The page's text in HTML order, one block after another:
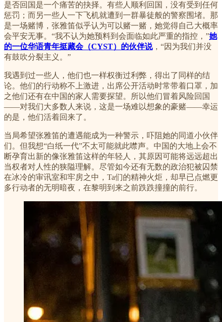
是否回国是一个痛苦的抉择。有些人顺利回国，没有受到任何
惩罚；而另一些人一下飞机就遭到一群暴徒般的警察围堵。那
是一场赌博，张雅笛似乎认为可以赌一赌，她觉得自己大概率
会平安无事。“我不认为她预料到会面临如此严重的指控，”她
的一位华语青年挺藏会（CYST）的伙伴说，“因为我们并没
有鼓吹分裂主义。”
我遇到过一些人，他们也一样权衡过利弊，得出了同样的结
论。他们的行动称不上激进，出席公开活动时常带着口罩，加
之他们还有在中国的家人需要探望。所以他们冒着风险回国
——对我们大多数人来说，这是一场难以想象的豪赌——幸运
的是，他们活着回来了。
当局希望张雅笛的遭遇能成为一种警示，吓阻她的同道小伙伴
们。但我想“白纸一代”不太可能就此噤声。中国的大地上会不
断孕育出新的像张雅笛这样的年轻人，其原因可能将远远超出
当权者对人性的狭隘理解。尽管如今还有无数的政治犯被囚禁
在冰冷的审讯室和牢房之中，Ta们的精神火炬，却早已点燃更
多行动者的无明暗夜，在黎明到来之前跌跌撞撞的前行。